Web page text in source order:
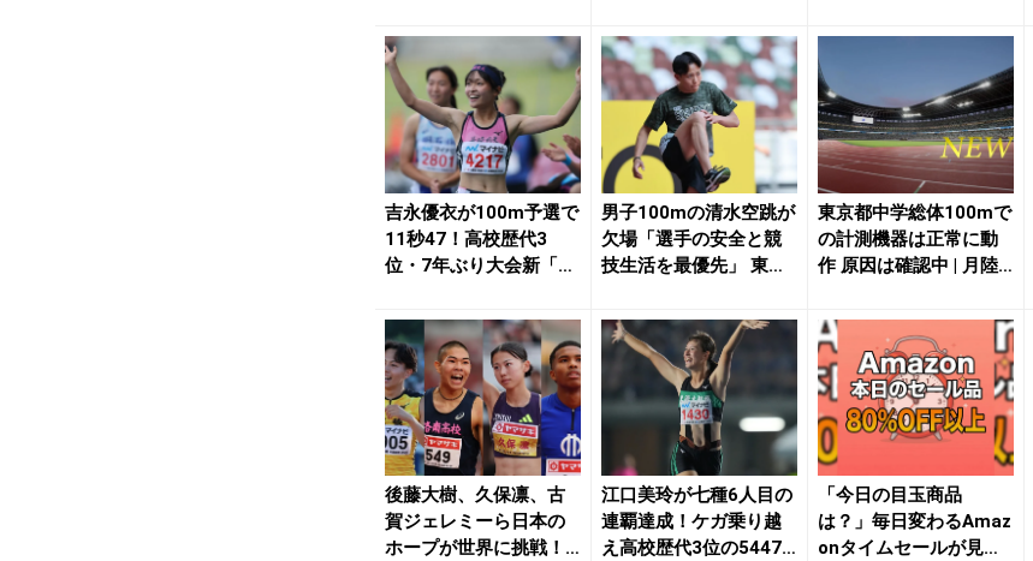
吉永優衣が100m予選で
11秒47！高校歴代3
位・7年ぶり大会新「さ
男子100mの清水空跳が
欠場「選手の安全と競
技生活を最優先」 東海
東京都中学総体100mで
の計測機器は正常に動
作 原因は確認中 | 月陸O
後藤大樹、久保凛、古
賀ジェレミーら日本の
ホープが世界に挑戦！
江口美玲が七種6人目の
連覇達成！ケガ乗り越
え高校歴代3位の5447
「今日の目玉商品
は？」毎日変わるAmaz
onタイムセールが見逃